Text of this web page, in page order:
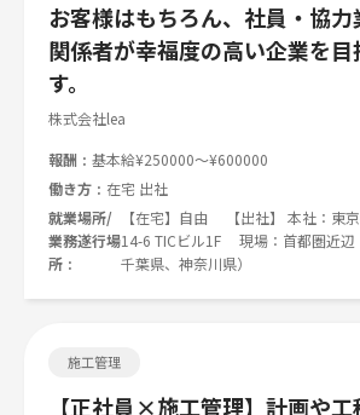
お客様はもちろん、社員・協力
関係者が幸福度の高い企業を目
す。
株式会社lea
報酬
基本給¥250000～¥600000
働き方
在宅 出社
就業場所/
業務遂行場
所
【在宅】自由 【出社】 本社：東
14-6 TICビル1F 現場：首都圏近辺
千葉県、神奈川県）
施工管理
【正社員×施工管理】計画や